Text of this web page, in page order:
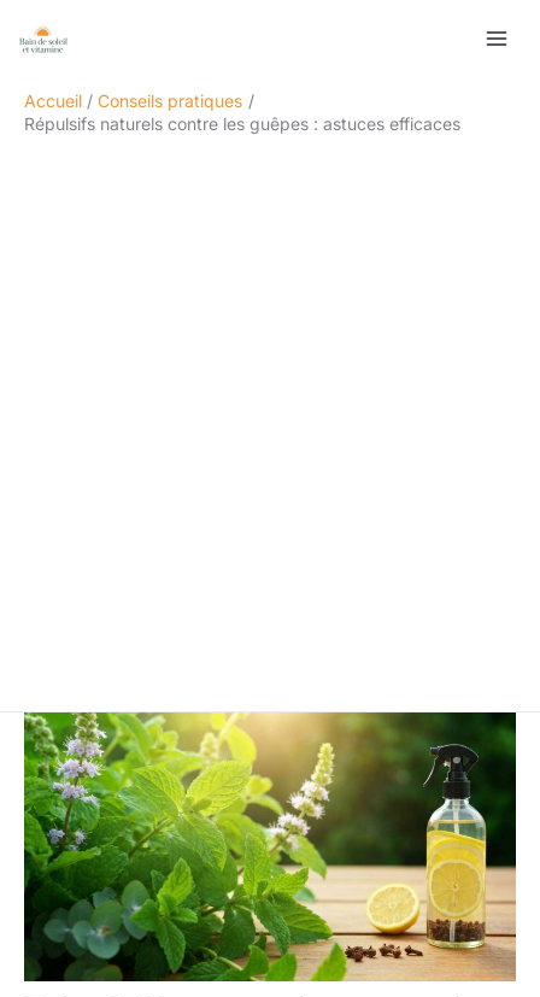
Accueil
Conseils pratiques
Répulsifs naturels contre les guêpes : astuces efficaces